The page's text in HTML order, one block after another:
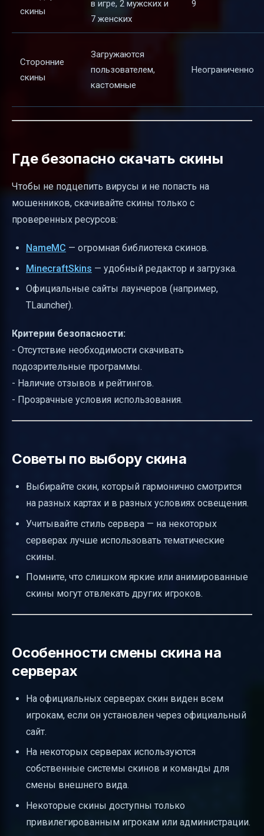
скины
в игре, 2 мужских и
7 женских
9
Сторонние
скины
Загружаются
пользователем,
кастомные
Неограниченно
Где безопасно скачать скины
Чтобы не подцепить вирусы и не попасть на
мошенников, скачивайте скины только с
проверенных ресурсов:
NameMC — огромная библиотека скинов.
MinecraftSkins — удобный редактор и загрузка.
Официальные сайты лаунчеров (например,
TLauncher).
Критерии безопасности:
- Отсутствие необходимости скачивать
подозрительные программы.
- Наличие отзывов и рейтингов.
- Прозрачные условия использования.
Советы по выбору скина
Выбирайте скин, который гармонично смотрится
на разных картах и в разных условиях освещения.
Учитывайте стиль сервера — на некоторых
серверах лучше использовать тематические
скины.
Помните, что слишком яркие или анимированные
скины могут отвлекать других игроков.
Особенности смены скина на
серверах
На официальных серверах скин виден всем
игрокам, если он установлен через официальный
сайт.
На некоторых серверах используются
собственные системы скинов и команды для
смены внешнего вида.
Некоторые скины доступны только
привилегированным игрокам или администрации.